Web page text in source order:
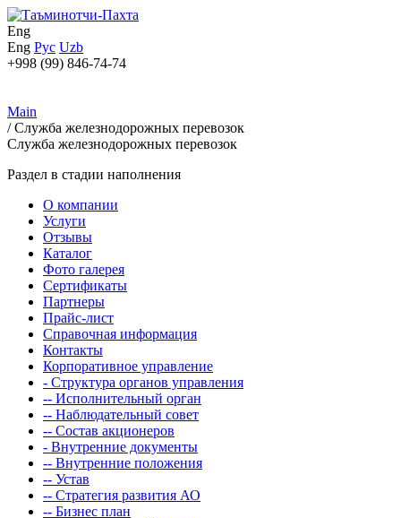
Eng
Eng Рус Uzb
+998 (99) 846-74-74
Main
/Служба железнодорожных перевозок
Служба железнодорожных перевозок
Раздел в стадии наполнения
О компании
Услуги
Отзывы
Каталог
Фото галерея
Сертификаты
Партнеры
Прайс-лист
Справочная информация
Контакты
Корпоративное управление
- Структура органов управления
-- Исполнительный орган
-- Наблюдательный совет
-- Состав акционеров
- Внутренние документы
-- Внутренние положения
-- Устав
-- Стратегия развития АО
-- Бизнес план